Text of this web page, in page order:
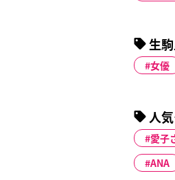
生
女優
人
愛子
ANA